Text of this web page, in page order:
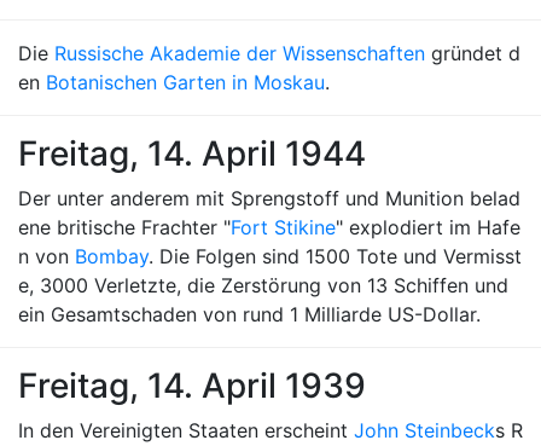
Die Russische Akademie der Wissenschaften gründet d
en Botanischen Garten in Moskau.
Freitag, 14. April 1944
Der unter anderem mit Sprengstoff und Munition belad
ene britische Frachter "Fort Stikine" explodiert im Hafe
n von Bombay. Die Folgen sind 1500 Tote und Vermisst
e, 3000 Verletzte, die Zerstörung von 13 Schiffen und
ein Gesamtschaden von rund 1 Milliarde US-Dollar.
Freitag, 14. April 1939
In den Vereinigten Staaten erscheint John Steinbecks R